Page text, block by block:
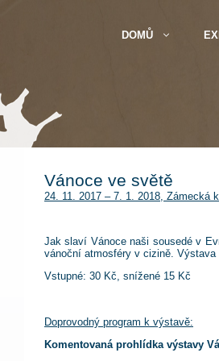
DOMŮ
Vánoce ve světě
24. 11. 2017 – 7. 1. 2018, Zámecká
Jak slaví Vánoce naši sousedé v
vánoční atmosféry v cizině.
Vstupné: 30 Kč, snížené 15 Kč
Doprovodný program k výstavě:
Komentovaná prohlídka výstavy